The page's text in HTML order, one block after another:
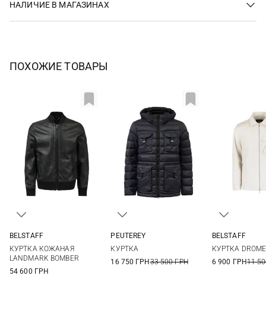
НАЛИЧИЕ В МАГАЗИНАХ
ПОХОЖИЕ ТОВАРЫ
BELSTAFF
КУРТКА КОЖАНАЯ
LANDMARK BOMBER
54 600 ГРН
PEUTEREY
КУРТКА
16 750 ГРН33 500 ГРН
BELSTAFF
КУРТКА DROME
6 900 ГРН11